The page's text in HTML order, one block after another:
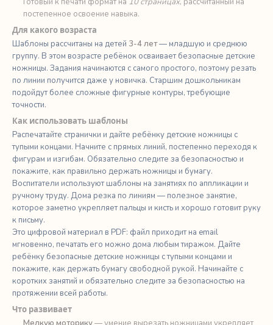
постепенное освоение навыка.
Для какого возраста
Шаблоны рассчитаны на детей 3-4 лет— младшую и среднюю
группу. В этом возрасте ребёнок осваивает безопасные детские
ножницы. Задания начинаются с самого простого, поэтому резать
по линии получится даже у новичка. Старшим дошкольникам
подойдут более сложные фигурные контуры, требующие
точности.
Как использовать шаблоны
Распечатайте странички и дайте ребёнку детские ножницы с
тупыми концами. Начните с прямых линий, постепенно переходя к
фигурам и изгибам. Обязательно следите за безопасностью и
покажите, как правильно держать ножницы и бумагу.
Воспитатели используют шаблоны на занятиях по аппликации и
ручному труду. Дома резка по линиям — полезное занятие,
которое заметно укрепляет пальцы и кисть и хорошо готовит руку
к письму.
Это цифровой материал в PDF: файл приходит на email
мгновенно, печатать его можно дома любым тиражом. Дайте
ребёнку безопасные детские ножницы с тупыми концами и
покажите, как держать бумагу свободной рукой. Начинайте с
коротких занятий и обязательно следите за безопасностью на
протяжении всей работы.
Что развивает